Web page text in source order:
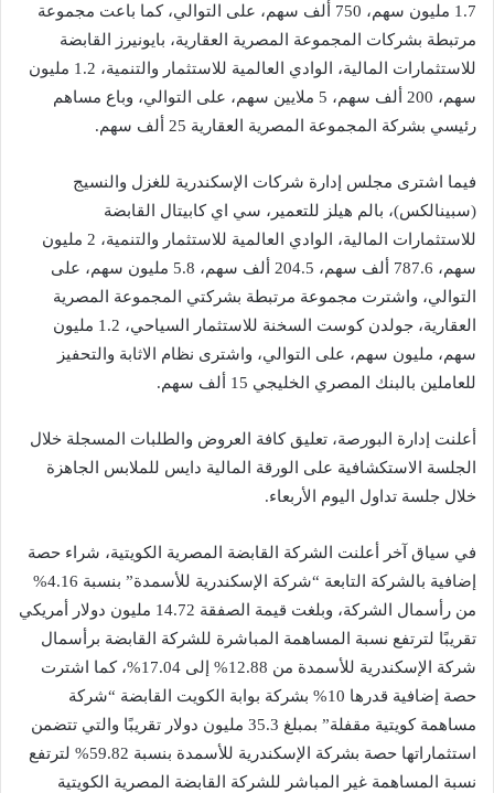
1.7 مليون سهم، 750 ألف سهم، على التوالي، كما باعت مجموعة
مرتبطة بشركات المجموعة المصرية العقارية، بايونيرز القابضة
للاستثمارات المالية، الوادي العالمية للاستثمار والتنمية، 1.2 مليون
سهم، 200 ألف سهم، 5 ملايين سهم، على التوالي، وباع مساهم
رئيسي بشركة المجموعة المصرية العقارية 25 ألف سهم.
فيما اشترى مجلس إدارة شركات الإسكندرية للغزل والنسيج
(سبينالكس)، بالم هيلز للتعمير، سي اي كابيتال القابضة
للاستثمارات المالية، الوادي العالمية للاستثمار والتنمية، 2 مليون
سهم، 787.6 ألف سهم، 204.5 ألف سهم، 5.8 مليون سهم، على
التوالي، واشترت مجموعة مرتبطة بشركتي المجموعة المصرية
العقارية، جولدن كوست السخنة للاستثمار السياحي، 1.2 مليون
سهم، مليون سهم، على التوالي، واشترى نظام الاثابة والتحفيز
للعاملين بالبنك المصري الخليجي 15 ألف سهم.
أعلنت إدارة البورصة، تعليق كافة العروض والطلبات المسجلة خلال
الجلسة الاستكشافية على الورقة المالية دايس للملابس الجاهزة
خلال جلسة تداول اليوم الأربعاء.
في سياق آخر أعلنت الشركة القابضة المصرية الكويتية، شراء حصة
إضافية بالشركة التابعة “شركة الإسكندرية للأسمدة” بنسبة 4.16%
من رأسمال الشركة، وبلغت قيمة الصفقة 14.72 مليون دولار أمريكي
تقريبًا لترتفع نسبة المساهمة المباشرة للشركة القابضة برأسمال
شركة الإسكندرية للأسمدة من 12.88% إلى 17.04%، كما اشترت
حصة إضافية قدرها 10% بشركة بوابة الكويت القابضة “شركة
مساهمة كويتية مقفلة” بمبلغ 35.3 مليون دولار تقريبًا والتي تتضمن
استثماراتها حصة بشركة الإسكندرية للأسمدة بنسبة 59.82% لترتفع
نسبة المساهمة غير المباشر للشركة القابضة المصرية الكويتية